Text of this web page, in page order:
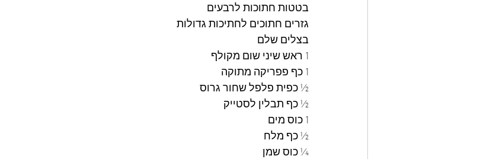
בטטות חתוכות לרבעים
גזרים חתוכים לחתיכות גדולות
בצלים שלם
1 ראש שיני שום מקולף
1 כף פפריקה מתוקה
½ כפית פלפל שחור גרוס
½ כף תבלין לסטייק
1 כוס מים
½ כף מלח
¼ כוס שמן